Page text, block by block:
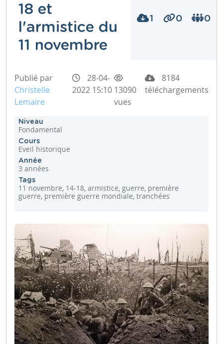
18 et
l'armistice du
11 novembre
1 0 0
Publié par
Christelle
Lemaire
28-04-
2022 15:10 13090
vues
8184
téléchargements
Niveau
Fondamental
Cours
Eveil historique
Année
3 années
Tags
11 novembre, 14-18, armistice, guerre, première
guerre, première guerre mondiale, tranchées